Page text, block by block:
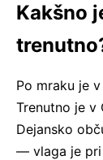
Kakšno
Po mraku je
Trenutno je v
Dejansko
— vlaga je pri